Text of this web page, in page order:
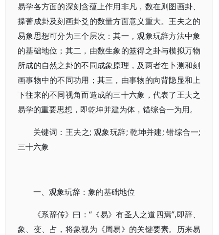
易学各方面的深刻含蕴上作用非凡，数在则图画卦、
揲蓍成卦及刻画卦爻的数量方面意义重大。王夫之的
易象思想可分为三个层次：其一，观象玩辞方法中象
的基础地位；其二，由数生象的筮得之卦与模拟万物
所成的自然之卦的不同成象原理，及两者在卜测和刻
画事物中的不同功用；其三，由事物的向背隐显和上
下往来的不同视角而造成的三十六象，代表了王夫之
易学的重要思想，即乾坤并建为体，错综合一为用。
关键词：王夫之; 观象玩辞; 乾坤并建; 错综合一;
三十六象
一、观象玩辞：象的基础地位
《系辞传》曰：“《易》有圣人之道四焉”,即辞、
象、变、占，将象视为《周易》的关键要素。历来易